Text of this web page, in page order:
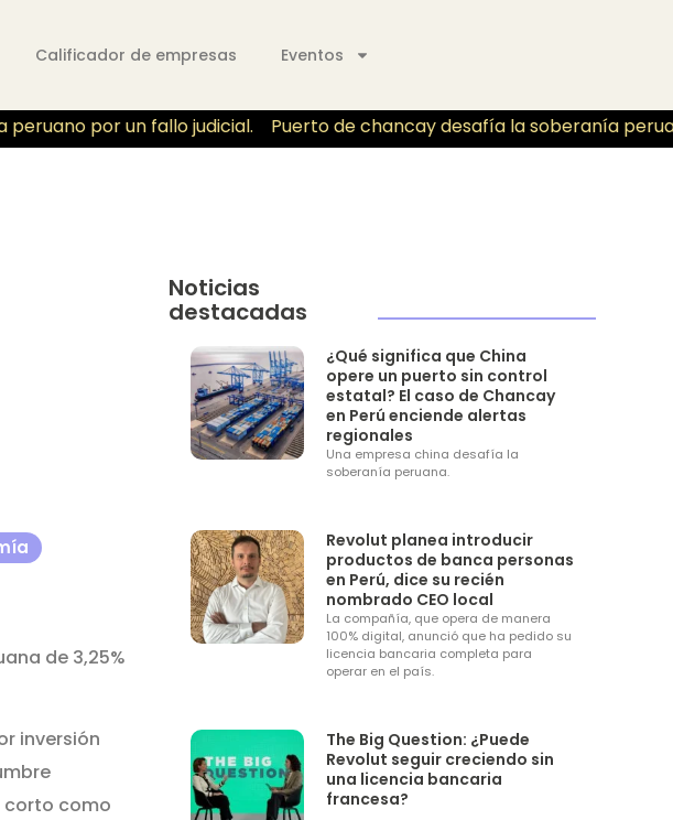
Calificador de empresas Eventos
por un fallo judicial. Puerto de chancay desafía la soberanía
de 3,25%
inversión
corto como
Noticias
destacadas
¿Qué significa que China
opere un puerto sin control
estatal? El caso de Chancay
en Perú enciende alertas
regionales
Una empresa china desafía la
soberanía peruana.
Revolut planea introducir
productos de banca personas
en Perú, dice su recién
nombrado CEO local
La compañía, que opera de manera
100% digital, anunció que ha pedido su
licencia bancaria completa para
operar en el país.
The Big Question: ¿Puede
Revolut seguir creciendo sin
una licencia bancaria
francesa?